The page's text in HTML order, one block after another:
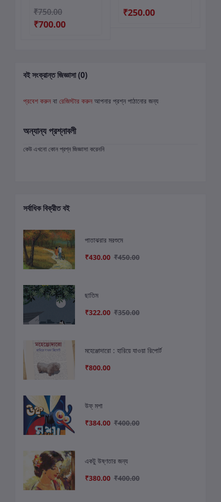
₹750.00
₹700.00
₹250.00
বই সংক্রান্ত জিজ্ঞাসা (0)
প্রবেশ করুন বা রেজিস্টার করুন আপনার প্রশ্ন পাঠানোর জন্য
অন্যান্য প্রশ্নাবলী
কেউ এখনো কোন প্রশ্ন জিজ্ঞাসা করেননি
সর্বাধিক বিক্রীত বই
পাতাঝরার মরশুমে
₹430.00 ₹450.00
ছাতিম
₹322.00 ₹350.00
মহেঞ্জোদারো : হারিয়ে যাওয়া রিপোর্ট
₹800.00
উফ্ মশা
₹384.00 ₹400.00
একটু উষ্ণতার জন্য
₹380.00 ₹400.00